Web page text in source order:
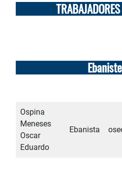
Ospina
Meneses
Oscar
Eduardo
Ebanista